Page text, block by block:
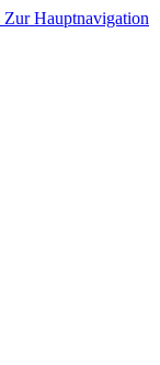
Zur Hauptnavigation